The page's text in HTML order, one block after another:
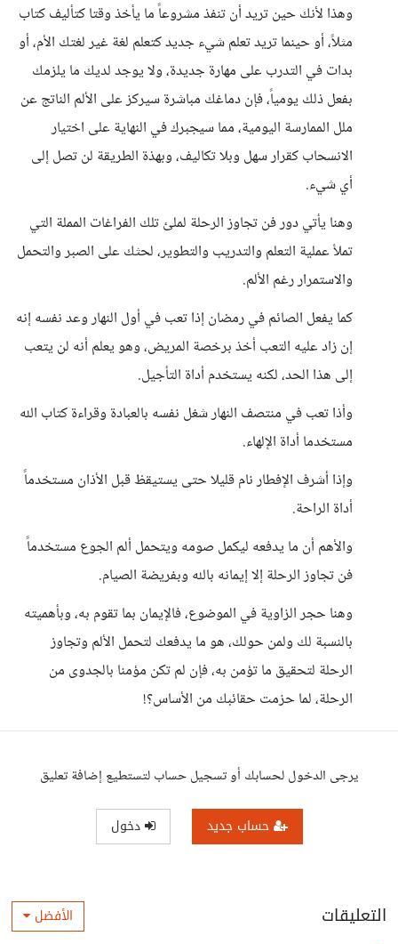
وهذا لأنك حين تريد أن تنفذ مشروعاً ما يأخذ وقتا كتأليف كتاب
مثلاً، أو حينما تريد تعلم شيء جديد كتعلم لغة غير لغتك الأم، أو
بدات في التدرب على مهارة جديدة، ولا يوجد لديك ما يلزمك
بفعل ذلك يومياً، فإن دماغك مباشرة سيركز على الألم الناتج عن
ملل الممارسة اليومية، مما سيجبرك في النهاية على اختيار
الانسحاب كقرار سهل وبلا تكاليف، وبهذة الطريقة لن تصل إلى
أي شيء.
وهنا يأتي دور فن تجاوز الرحلة لملئ تلك الفراغات المملة التي
تملأ عملية التعلم والتدريب والتطوير، لحثك على الصبر والتحمل
والاستمرار رغم الألم.
كما يفعل الصائم في رمضان إذا تعب في أول النهار وعد نفسه إنه
إن زاد عليه التعب أخذ برخصة المريض، وهو يعلم أنه لن يتعب
إلى هذا الحد، لكنه يستخدم أداة التأجيل.
وأذا تعب في منتصف النهار شغل نفسه بالعبادة وقراءة كتاب الله
مستخدما أداة الإلهاء.
وإذا أشرف الإفطار نام قليلا حتى يستيقظ قبل الأذان مستخدماً
أداة الراحة.
والأهم أن ما يدفعه ليكمل صومه ويتحمل ألم الجوع مستخدماً
فن تجاوز الرحلة إلا إيمانه بالله وبفريضة الصيام.
وهنا حجر الزاوية في الموضوع، فالإيمان بما تقوم به، وبأهميته
بالنسبة لك ولمن حولك، هو ما يدفعك لتحمل الألم وتجاوز
الرحلة لتحقيق ما تؤمن به، فإن لم تكن مؤمنا بالجدوى من
الرحلة، لما حزمت حقائبك من الأساس؟!
يرجى الدخول لحسابك أو تسجيل حساب لتستطيع إضافة تعليق
حساب جديد دخول
التعليقات الأفضل